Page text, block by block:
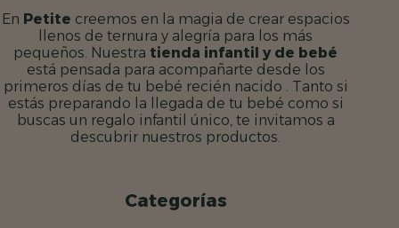
En Petite creemos en la magia de crear espacios
llenos de ternura y alegría para los más
pequeños. Nuestra tienda infantil y de bebé
está pensada para acompañarte desde los
primeros días de tu bebé recién nacido . Tanto si
estás preparando la llegada de tu bebé como si
buscas un regalo infantil único, te invitamos a
descubrir nuestros productos.
Categorías